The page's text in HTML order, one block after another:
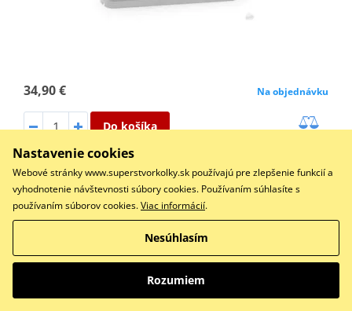
34,90 € Na objednávku
Do košíka
FRONT BRAKE FLUID RESERVOIR CAP KTM DUKE 990
Nastavenie cookies
Webové stránky www.superstvorkolky.sk používajú pre zlepšenie funkcií a
vyhodnotenie návštevnosti súbory cookies. Používaním súhlasíte s
používaním súborov cookies.Viac informácií.
Nesúhlasím
Rozumiem